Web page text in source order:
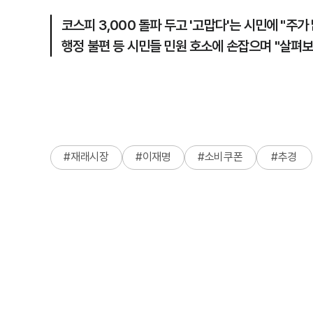
코스피 3,000 돌파 두고 '고맙다'는 시민에 "주가
행정 불편 등 시민들 민원 호소에 손잡으며 "살펴
#재래시장 #이재명 #소비쿠폰 #추경